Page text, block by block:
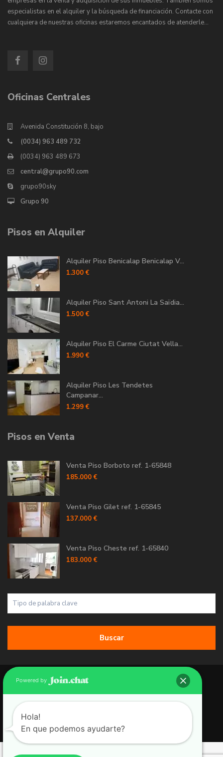
especialistas en el alquiler y la búsqueda de financiación. Contacte con
cualquiera de nuestras oficinas estaremos encantados de atenderle…
Oficinas Centrales
Avenida Constitución 8, bajo
(0034) 963 489 732
(0034) 963 489 673
central@grupo90.com
grupo90sky
Grupo 90
Pisos en Alquiler
Alquiler Piso Benicalap Benicalap V...
1.300 €
Alquiler Piso Sant Antoni La Saïdia...
1.500 €
Alquiler Piso El Carme Ciutat Vella...
1.990 €
Alquiler Piso Les Tendetes
Campanar...
1.299 €
Pisos en Venta
Venta Piso Borboto ref. 1-65848
185.000 €
Venta Piso Gilet ref. 1-65845
137.000 €
Venta Piso Cheste ref. 1-65840
183.000 €
Buscar
Copyright 2026 | Grupo 90 inmobiliarias. All Rights Reserved.
Política de Cookies
Política de Privacidad
Aviso Legal
Powered by
Hola!
En que podemos ayudarte?